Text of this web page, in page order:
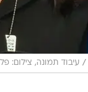
/ עיבוד תמונה, צילום: